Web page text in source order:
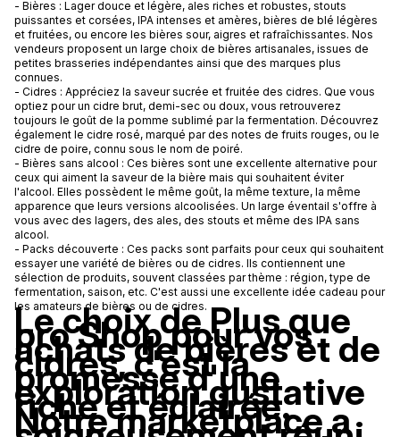
- Bières : Lager douce et légère, ales riches et robustes, stouts
puissantes et corsées, IPA intenses et amères, bières de blé légères
et fruitées, ou encore les bières sour, aigres et rafraîchissantes. Nos
vendeurs proposent un large choix de bières artisanales, issues de
petites brasseries indépendantes ainsi que des marques plus
connues.
- Cidres : Appréciez la saveur sucrée et fruitée des cidres. Que vous
optiez pour un cidre brut, demi-sec ou doux, vous retrouverez
toujours le goût de la pomme sublimé par la fermentation. Découvrez
également le cidre rosé, marqué par des notes de fruits rouges, ou le
cidre de poire, connu sous le nom de poiré.
- Bières sans alcool : Ces bières sont une excellente alternative pour
ceux qui aiment la saveur de la bière mais qui souhaitent éviter
l'alcool. Elles possèdent le même goût, la même texture, la même
apparence que leurs versions alcoolisées. Un large éventail s'offre à
vous avec des lagers, des ales, des stouts et même des IPA sans
alcool.
- Packs découverte : Ces packs sont parfaits pour ceux qui souhaitent
essayer une variété de bières ou de cidres. Ils contiennent une
sélection de produits, souvent classées par thème : région, type de
fermentation, saison, etc. C'est aussi une excellente idée cadeau pour
les amateurs de bières ou de cidres.
Le choix de Plus que
pro Shop pour vos
achats de bières et de
cidres, c'est la
promesse d'une
exploration gustative
riche et éclairée.
Notre marketplace a